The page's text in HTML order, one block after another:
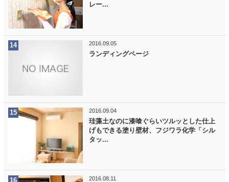
レー...
2016.09.05
ランディングページ
2016.09.04
珪藻土なのに漆喰ぐらいツルッとした仕上
げもできる塗り壁材、フジワラ化学「シル
タッ...
2016.08.11